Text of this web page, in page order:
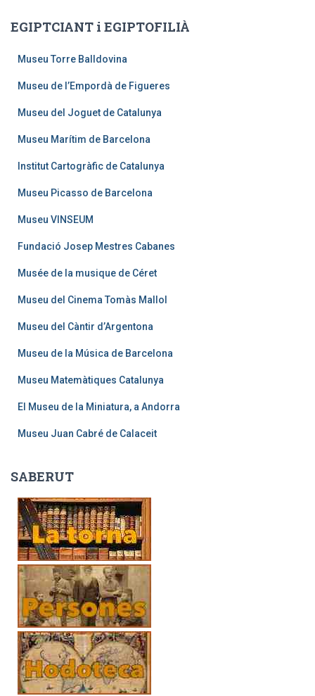
EGIPTCIANT i EGIPTOFILIÀ
Museu Torre Balldovina
Museu de l’Empordà de Figueres
Museu del Joguet de Catalunya
Museu Marítim de Barcelona
Institut Cartogràfic de Catalunya
Museu Picasso de Barcelona
Museu VINSEUM
Fundació Josep Mestres Cabanes
Musée de la musique de Céret
Museu del Cinema Tomàs Mallol
Museu del Càntir d’Argentona
Museu de la Música de Barcelona
Museu Matemàtiques Catalunya
El Museu de la Miniatura, a Andorra
Museu Juan Cabré de Calaceit
SABERUT